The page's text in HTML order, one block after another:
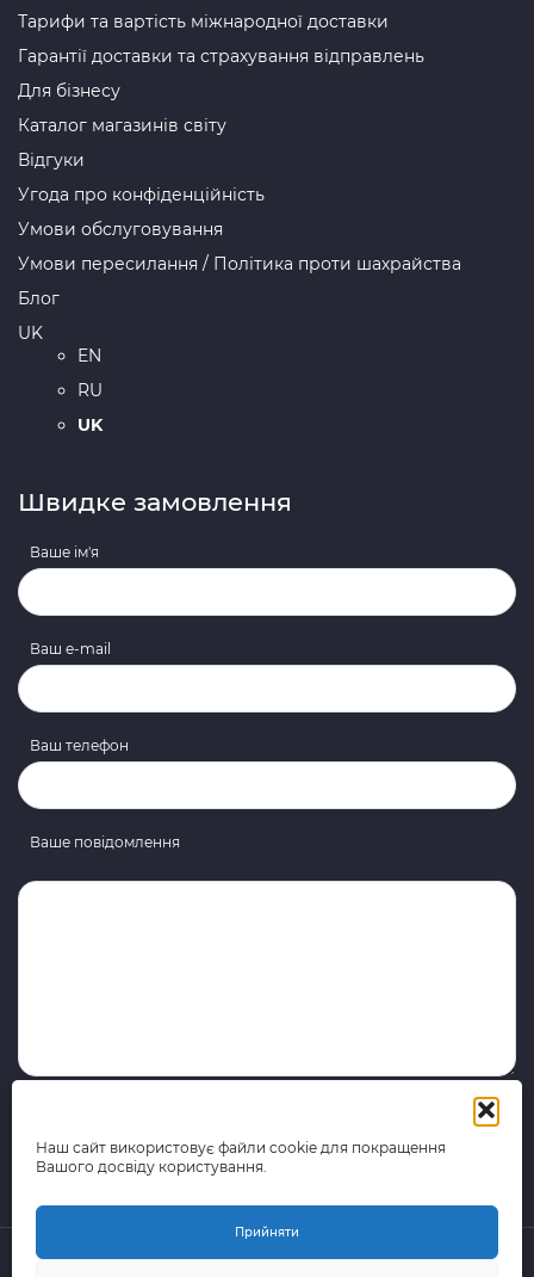
Наш сайт використовує файли cookie для покращення
Вашого досвіду користування.
Прийняти
Тарифи та вартість міжнародної доставки
Гарантії доставки та страхування відправлень
Для бізнесу
Каталог магазинів світу
Відгуки
Угода про конфіденційність
Умови обслуговування
Умови пересилання / Політика проти шахрайства
Блог
UK
EN
RU
UK
Швидке замовлення
Ваше ім'я
Ваш e-mail
Ваш телефон
Ваше повідомлення